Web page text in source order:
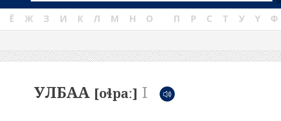
Ё Ж З И К Л М Н О П Р С Т У Ү Ф
УЛБАА [oɬpaː] I